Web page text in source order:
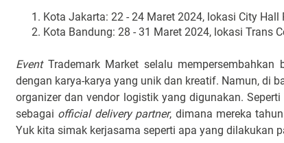
Kota Jakarta: 22 - 24 Maret 2024, lokasi City Hall
Kota Bandung: 28 - 31 Maret 2024, lokasi Trans
EventTrademark Market selalu mempersembahkan
dengan karya-karya yang unik dan kreatif. Namun, di
organizer dan vendor logistik yang digunakan.
sebagai official delivery partner, dimana mereka
Yuk kita simak kerjasama seperti apa yang dilakukan